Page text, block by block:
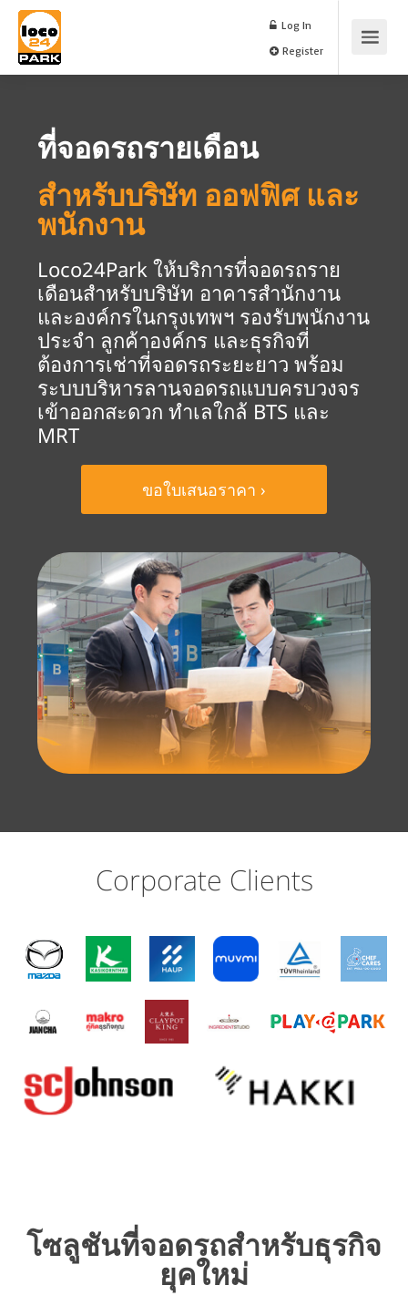
Log In
ที่จอดรถรายเดือน
สำหรับบริษัท ออฟฟิศ และ
พนักงาน
Loco24Park ให้บริการที่จอดรถราย
เดือนสำหรับบริษัท อาคารสำนักงาน
และองค์กรในกรุงเทพฯ รองรับพนักงาน
ประจำ ลูกค้าองค์กร และธุรกิจที่
ต้องการเช่าที่จอดรถระยะยาว พร้อม
ระบบบริหารลานจอดรถแบบครบวงจร
เข้าออกสะดวก ทำเลใกล้ BTS และ
MRT
ขอใบเสนอราคา ›
Corporate Clients
โซลูชันที่จอดรถสำหรับธุรกิจ
ยุคใหม่